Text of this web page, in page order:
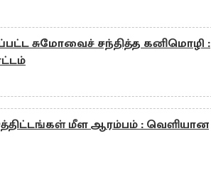
சுமோவைச் சந்தித்த கனிமொழி :
மீள ஆரம்பம் : வெளியான